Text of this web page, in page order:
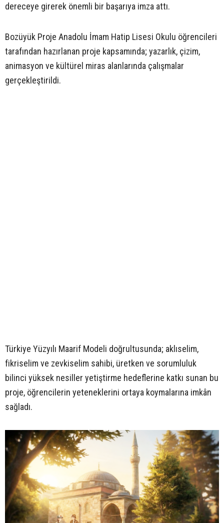
dereceye girerek önemli bir başarıya imza attı.
Bozüyük Proje Anadolu İmam Hatip Lisesi Okulu öğrencileri
tarafından hazırlanan proje kapsamında; yazarlık, çizim,
animasyon ve kültürel miras alanlarında çalışmalar
gerçekleştirildi.
Türkiye Yüzyılı Maarif Modeli doğrultusunda; aklıselim,
fikriselim ve zevkiselim sahibi, üretken ve sorumluluk
bilinci yüksek nesiller yetiştirme hedeflerine katkı sunan bu
proje, öğrencilerin yeteneklerini ortaya koymalarına imkân
sağladı.